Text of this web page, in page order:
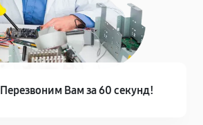
Перезвоним Вам за 60 секунд!